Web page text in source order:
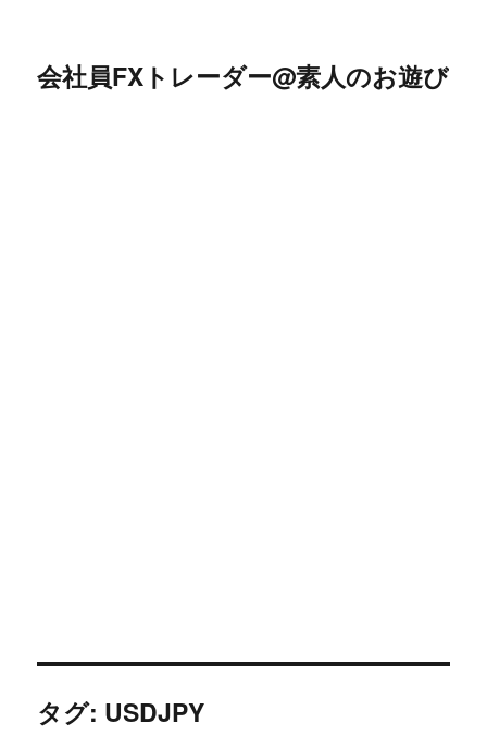
会社員FXトレーダー@素人のお遊び
タグ: USDJPY